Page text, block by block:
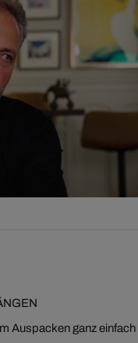
Auspacken ganz einfach